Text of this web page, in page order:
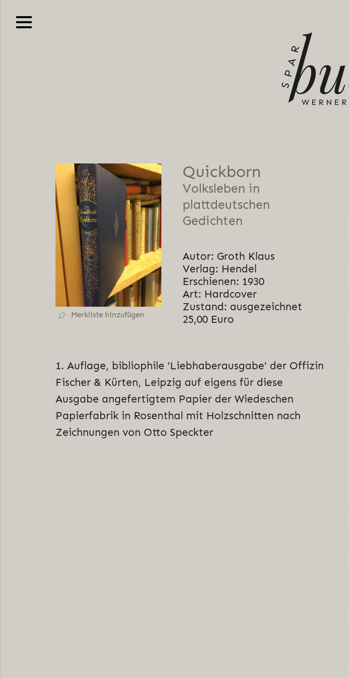
Merkliste hinzufügen
Quickborn
Volksleben in
plattdeutschen
Gedichten
Autor: Groth Klaus
Verlag: Hendel
Erschienen: 1930
Art: Hardcover
Zustand: ausgezeichnet
25,00 Euro
1. Auflage, bibliophile 'Liebhaberausgabe' der Offizin
Fischer & Kürten, Leipzig auf eigens für diese
Ausgabe angefertigtem Papier der Wiedeschen
Papierfabrik in Rosenthal mit Holzschnitten nach
Zeichnungen von Otto Speckter